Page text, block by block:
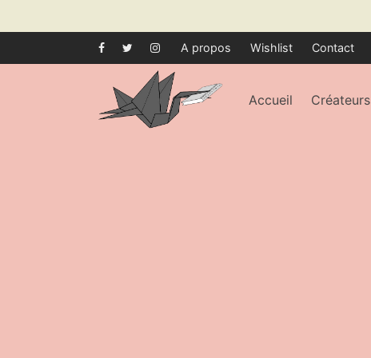
A propos Wishlist Contact
Accueil Créateurs